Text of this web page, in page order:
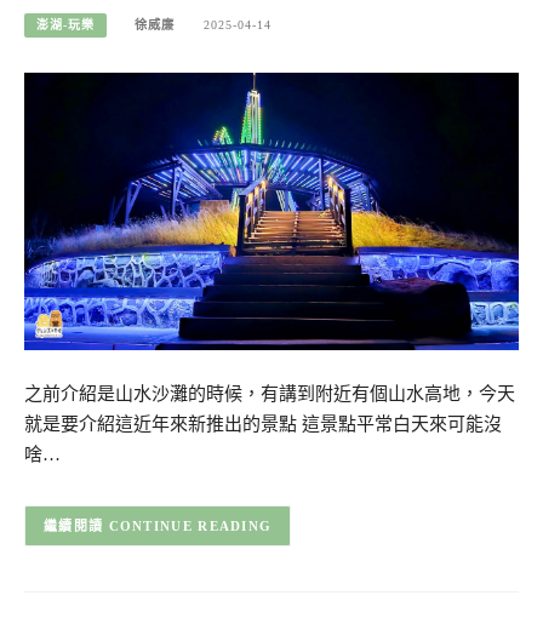
澎湖-玩樂 徐威廉 2025-04-14
之前介紹是山水沙灘的時候，有講到附近有個山水高地，今天
就是要介紹這近年來新推出的景點 這景點平常白天來可能沒
啥…
CONTINUE READING